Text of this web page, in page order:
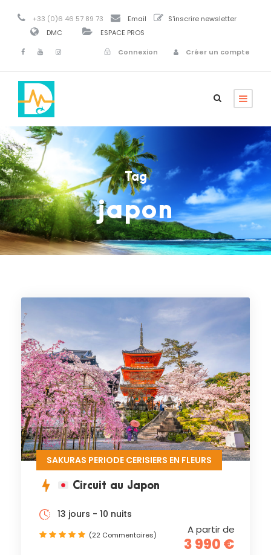
+33 (0)6 46 57 89 73 Email
S'inscrire newsletter
DMC
ESPACE PROS
Connexion
Créer un compte
Tag
japon
SAKURAS PERIODE CERISIERS EN FLEURS
Circuit au Japon
A partir de
3 990 €
13 jours - 10 nuits
(22 Commentaires)